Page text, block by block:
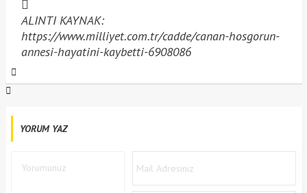
ALINTI KAYNAK:
https://www.milliyet.com.tr/cadde/canan-hosgorun-
annesi-hayatini-kaybetti-6908086
YORUM YAZ